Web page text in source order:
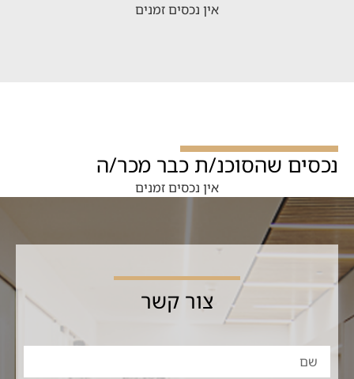
אין נכסים זמנים
נכסים שהסוכנ/ת כבר מכר/ה
אין נכסים זמנים
צור קשר